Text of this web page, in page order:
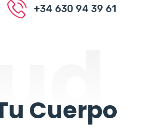
+34 630 94 39 61
Cuerpo